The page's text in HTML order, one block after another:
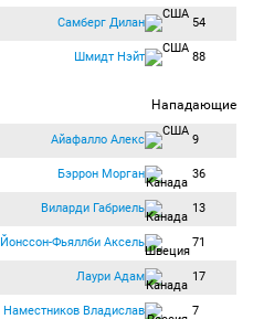
Самберг Дилан 54
Шмидт Нэйт 88
Нападающие
Айафалло Алекс 9
Бэррон Морган 36
Виларди Габриель 13
Йонссон-Фьяллби Аксель 71
Лаури Адам 17
Наместников Владислав 7